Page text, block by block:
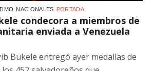
NACIONALES PORTADA
condecora a miembros de
enviada a Venezuela
Bukele entregó ayer medallas de